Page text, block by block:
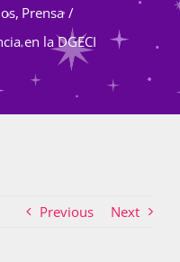
de género
Prensa
en la DGECI
Previous Next